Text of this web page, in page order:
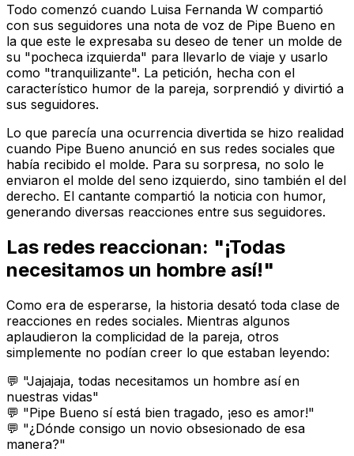
Todo comenzó cuando Luisa Fernanda W compartió
con sus seguidores una nota de voz de Pipe Bueno en
la que este le expresaba su deseo de tener un molde de
su "pocheca izquierda" para llevarlo de viaje y usarlo
como "tranquilizante". La petición, hecha con el
característico humor de la pareja, sorprendió y divirtió a
sus seguidores.
Lo que parecía una ocurrencia divertida se hizo realidad
cuando Pipe Bueno anunció en sus redes sociales que
había recibido el molde. Para su sorpresa, no solo le
enviaron el molde del seno izquierdo, sino también el del
derecho. El cantante compartió la noticia con humor,
generando diversas reacciones entre sus seguidores.
Las redes reaccionan: "¡Todas
necesitamos un hombre así!"
Como era de esperarse, la historia desató toda clase de
reacciones en redes sociales. Mientras algunos
aplaudieron la complicidad de la pareja, otros
simplemente no podían creer lo que estaban leyendo:
💬 "Jajajaja, todas necesitamos un hombre así en
nuestras vidas"
💬 "Pipe Bueno sí está bien tragado, ¡eso es amor!"
💬 "¿Dónde consigo un novio obsesionado de esa
manera?"